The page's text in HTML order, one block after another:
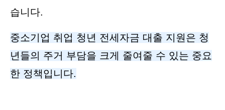
습니다.
중소기업 취업 청년 전세자금 대출 지원은 청
년들의 주거 부담을 크게 줄여줄 수 있는 중요
한 정책입니다.